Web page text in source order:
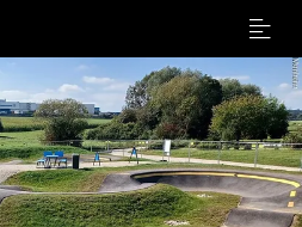
Menu